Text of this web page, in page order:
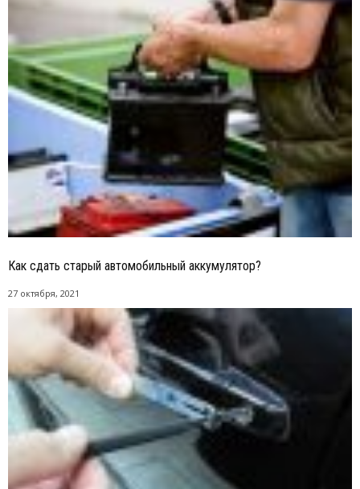
Как сдать старый автомобильный аккумулятор?
27 октября, 2021